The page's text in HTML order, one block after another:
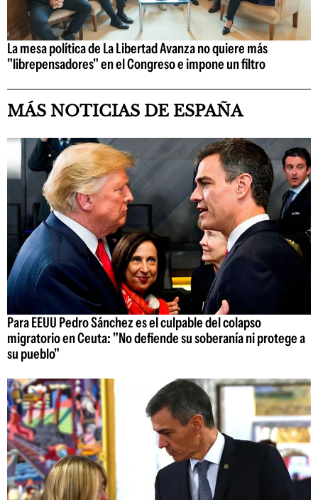
La mesa política de La Libertad Avanza no quiere más
"librepensadores" en el Congreso e impone un filtro
MÁS NOTICIAS DE ESPAÑA
Para EEUU Pedro Sánchez es el culpable del colapso
migratorio en Ceuta: "No defiende su soberanía ni protege a
su pueblo"